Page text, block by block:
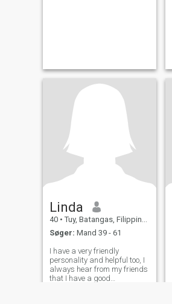
Linda
40 • Tuy, Batangas, Filippinerne
Søger: Mand 39 - 61
I have a very friendly
personality and helpful too, I
always hear from my friends
that I have a good